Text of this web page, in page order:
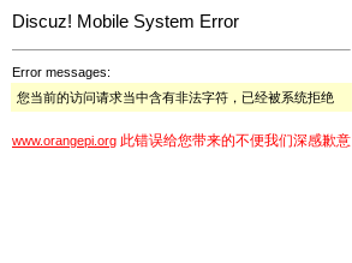
Discuz! Mobile System Error
Error messages:
您当前的访问请求当中含有非法字符，已经被系统拒绝
www.orangepi.org 此错误给您带来的不便我们深感歉意